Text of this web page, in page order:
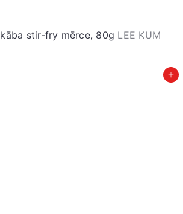
stir-fry mērce, 80g LEE KUM
Pievienot grozam